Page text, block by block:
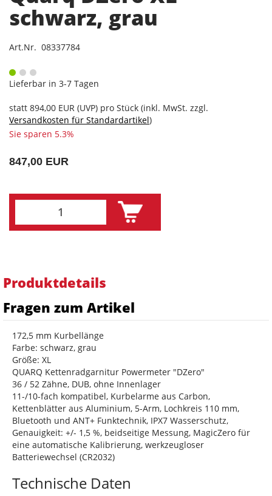
schwarz, grau
Art.Nr. 08337784
Lieferbar in 3-7 Tagen
statt 894,00 EUR (UVP) pro Stück (inkl. MwSt. zzgl.
Versandkosten für Standardartikel)
Sie sparen 5.3%
847,00 EUR
Produktdetails
Fragen zum Artikel
172,5 mm Kurbellänge
Farbe: schwarz, grau
Größe: XL
QUARQ Kettenradgarnitur Powermeter "DZero"
36 / 52 Zähne, DUB, ohne Innenlager
11-/10-fach kompatibel, Kurbelarme aus Carbon,
Kettenblätter aus Aluminium, 5-Arm, Lochkreis 110 mm,
Bluetooth und ANT+ Funktechnik, IPX7 Wasserschutz,
Genauigkeit: +/- 1,5 %, beidseitige Messung, MagicZero für
eine automatische Kalibrierung, werkzeugloser
Batteriewechsel (CR2032)
Technische Daten